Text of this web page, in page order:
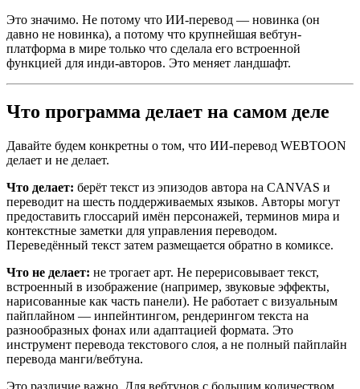
Это значимо. Не потому что ИИ-перевод — новинка (он
давно не новинка), а потому что крупнейшая вебтун-
платформа в мире только что сделала его встроенной
функцией для инди-авторов. Это меняет ландшафт.
Что программа делает на самом деле
Давайте будем конкретны о том, что ИИ-перевод WEBTOON
делает и не делает.
Что делает: берёт текст из эпизодов автора на CANVAS и
переводит на шесть поддерживаемых языков. Авторы могут
предоставить глоссарий имён персонажей, терминов мира и
контекстные заметки для управления переводом.
Переведённый текст затем размещается обратно в комиксе.
Что не делает: не трогает арт. Не перерисовывает текст,
встроенный в изображение (например, звуковые эффекты,
нарисованные как часть панели). Не работает с визуальным
пайплайном — инпейнтингом, рендерингом текста на
разнообразных фонах или адаптацией формата. Это
инструмент перевода текстового слоя, а не полный пайплайн
перевода манги/вебтуна.
Это различие важно. Для вебтунов с большим количеством